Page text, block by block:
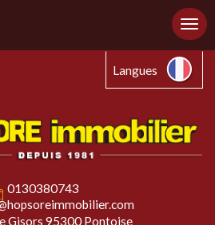
Langues
0130380743
Gisors 95300 Pontoise